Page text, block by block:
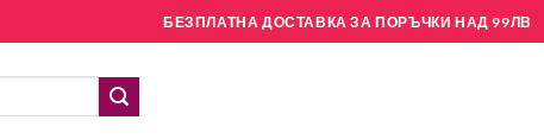
БЕЗПЛАТНА ДОСТАВКА ЗА ПОРЪЧКИ НАД 99ЛВ